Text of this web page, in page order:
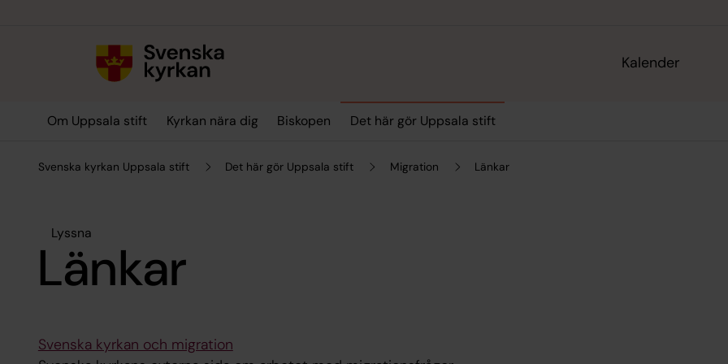
Kalender
Om Uppsala stift Kyrkan nära dig Biskopen Det här gör Uppsala stift
Svenska kyrkan Uppsala stift Det här gör Uppsala stift Migration Länkar
Lyssna
Länkar
Svenska kyrkan och migration